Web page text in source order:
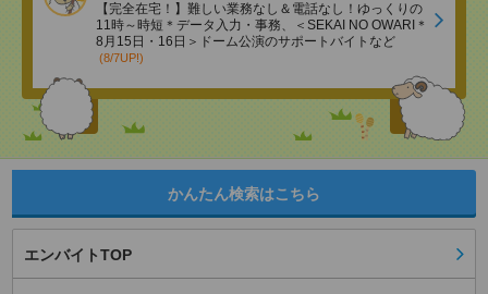
【完全在宅！】難しい業務なし＆電話なし！ゆっくりの
11時～時短＊データ入力・事務、＜SEKAI NO OWARI＊
8月15日・16日＞ドーム公演のサポートバイトなど
(8/7UP!)
かんたん検索はこちら
エンバイトTOP